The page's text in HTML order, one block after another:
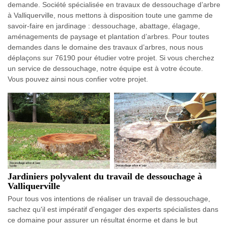
demande. Société spécialisée en travaux de dessouchage d’arbre
à Valliquerville, nous mettons à disposition toute une gamme de
savoir-faire en jardinage : dessouchage, abattage, élagage,
aménagements de paysage et plantation d’arbres. Pour toutes
demandes dans le domaine des travaux d’arbres, nous nous
déplaçons sur 76190 pour étudier votre projet. Si vous cherchez
un service de dessouchage, notre équipe est à votre écoute.
Vous pouvez ainsi nous confier votre projet.
Jardiniers polyvalent du travail de dessouchage à
Valliquerville
Pour tous vos intentions de réaliser un travail de dessouchage,
sachez qu'il est impératif d'engager des experts spécialistes dans
ce domaine pour assurer un résultat énorme et dans le but